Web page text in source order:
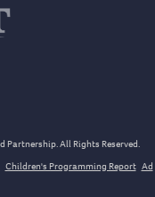
All Rights Reserved.
Children's Programming Report Ad